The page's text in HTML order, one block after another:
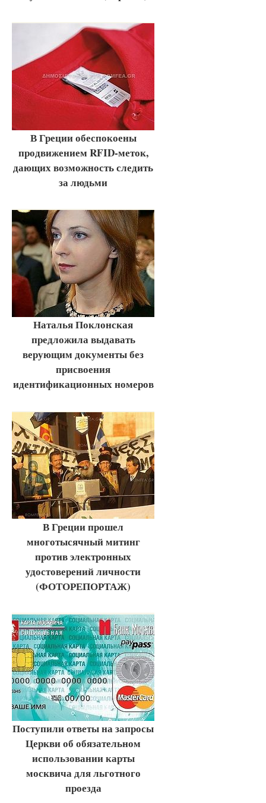
В Греции обеспокоены
продвижением RFID-меток,
дающих возможность следить
за людьми
Наталья Поклонская
предложила выдавать
верующим документы без
присвоения
идентификационных номеров
В Греции прошел
многотысячный митинг
против электронных
удостоверений личности
(ФОТОРЕПОРТАЖ)
Поступили ответы на запросы
Церкви об обязательном
использовании карты
москвича для льготного
проезда